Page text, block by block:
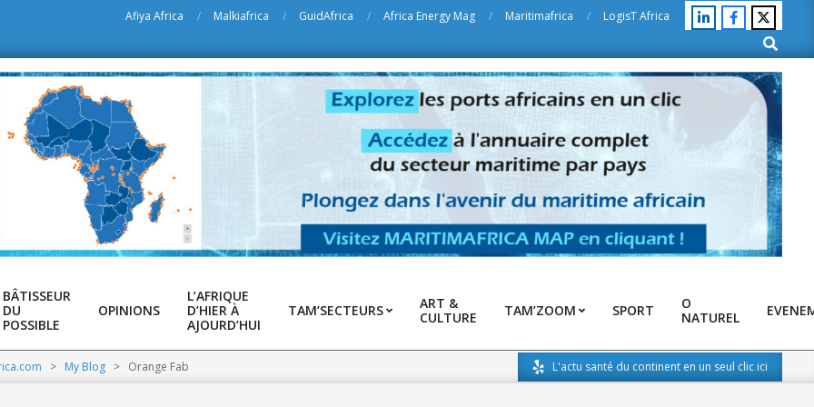
sur le site des l'Afrique de toutes les possibilités
Afiya Africa Malkiafrica GuidAfrica Africa Energy Mag Maritimafrica
LogisT Africa
Search
BÂTISSEUR
DU
POSSIBLE
OPINIONS
L’AFRIQUE
D’HIER À
AJOURD’HUI
TAM’SECTEURS
ART &
CULTURE
TAM’ZOOM SPORT
O
NATUREL
> My Blog > Orange Fab L'actu santé du continent en un seul clic ici